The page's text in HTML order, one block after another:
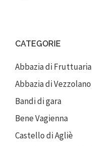
CATEGORIE
Abbazia di Fruttuaria
Abbazia di Vezzolano
Bandi di gara
Bene Vagienna
Castello di Agliè